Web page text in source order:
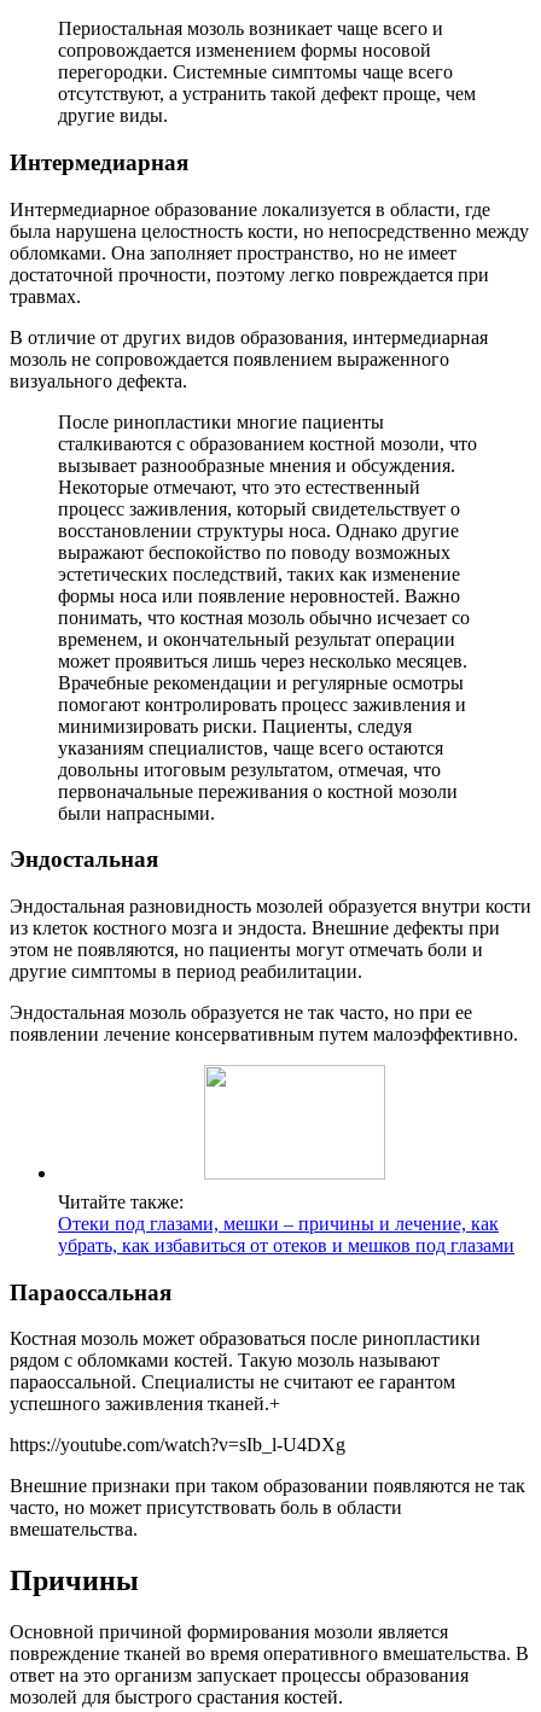
Периостальная мозоль возникает чаще всего и
сопровождается изменением формы носовой
перегородки. Системные симптомы чаще всего
отсутствуют, а устранить такой дефект проще, чем
другие виды.
Интермедиарная
Интермедиарное образование локализуется в области, где
была нарушена целостность кости, но непосредственно между
обломками. Она заполняет пространство, но не имеет
достаточной прочности, поэтому легко повреждается при
травмах.
В отличие от других видов образования, интермедиарная
мозоль не сопровождается появлением выраженного
визуального дефекта.
После ринопластики многие пациенты
сталкиваются с образованием костной мозоли, что
вызывает разнообразные мнения и обсуждения.
Некоторые отмечают, что это естественный
процесс заживления, который свидетельствует о
восстановлении структуры носа. Однако другие
выражают беспокойство по поводу возможных
эстетических последствий, таких как изменение
формы носа или появление неровностей. Важно
понимать, что костная мозоль обычно исчезает со
временем, и окончательный результат операции
может проявиться лишь через несколько месяцев.
Врачебные рекомендации и регулярные осмотры
помогают контролировать процесс заживления и
минимизировать риски. Пациенты, следуя
указаниям специалистов, чаще всего остаются
довольны итоговым результатом, отмечая, что
первоначальные переживания о костной мозоли
были напрасными.
Эндостальная
Эндостальная разновидность мозолей образуется внутри кости
из клеток костного мозга и эндоста. Внешние дефекты при
этом не появляются, но пациенты могут отмечать боли и
другие симптомы в период реабилитации.
Эндостальная мозоль образуется не так часто, но при ее
появлении лечение консервативным путем малоэффективно.
Читайте также:
Отеки под глазами, мешки – причины и лечение, как
убрать, как избавиться от отеков и мешков под глазами
Параоссальная
Костная мозоль может образоваться после ринопластики
рядом с обломками костей. Такую мозоль называют
параоссальной. Специалисты не считают ее гарантом
успешного заживления тканей.+
https://youtube.com/watch?v=sIb_l-U4DXg
Внешние признаки при таком образовании появляются не так
часто, но может присутствовать боль в области
вмешательства.
Причины
Основной причиной формирования мозоли является
повреждение тканей во время оперативного вмешательства. В
ответ на это организм запускает процессы образования
мозолей для быстрого срастания костей.